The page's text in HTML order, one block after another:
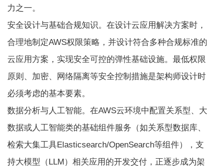
力之一。
安全设计与基础合规知识。在设计云应用解决方案时，
合理地制定AWS权限策略，并设计符合多种合规标准的
云应用方案，实现安全可控的弹性基础设施。最低权限
原则、加密、网络隔离等安全控制措施是架构师设计时
必须考虑的基本要素。
数据分析与人工智能。在AWS云环境中配置关系型、大
数据或人工智能类的基础组件服务（如关系型数据库、
检索大集工具Elasticsearch/OpenSearch等组件），支
持大模型（LLM）相关应用的开发交付，正逐步成为架